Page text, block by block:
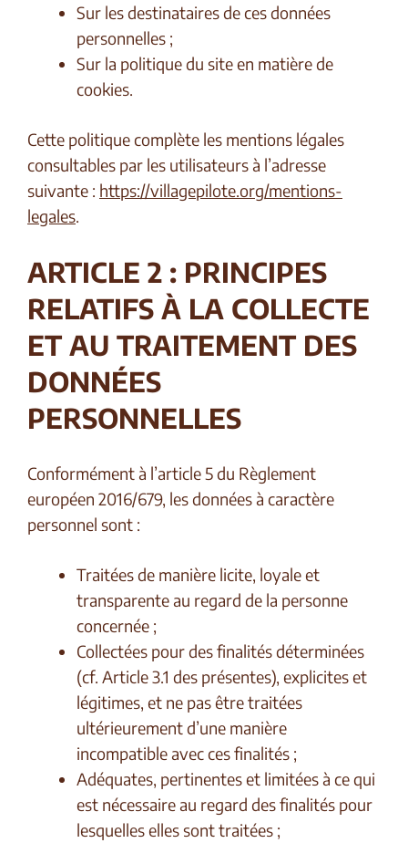
Sur les destinataires de ces données
personnelles ;
Sur la politique du site en matière de
cookies.
Cette politique complète les mentions légales
consultables par les utilisateurs à l’adresse
suivante : https://villagepilote.org/mentions-
legales.
ARTICLE 2 : PRINCIPES
RELATIFS À LA COLLECTE
ET AU TRAITEMENT DES
DONNÉES
PERSONNELLES
Conformément à l’article 5 du Règlement
européen 2016/679, les données à caractère
personnel sont :
Traitées de manière licite, loyale et
transparente au regard de la personne
concernée ;
Collectées pour des finalités déterminées
(cf. Article 3.1 des présentes), explicites et
légitimes, et ne pas être traitées
ultérieurement d’une manière
incompatible avec ces finalités ;
Adéquates, pertinentes et limitées à ce qui
est nécessaire au regard des finalités pour
lesquelles elles sont traitées ;